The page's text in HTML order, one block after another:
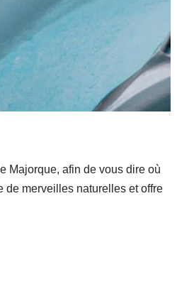
Majorque, afin de vous dire où
de merveilles naturelles et offre